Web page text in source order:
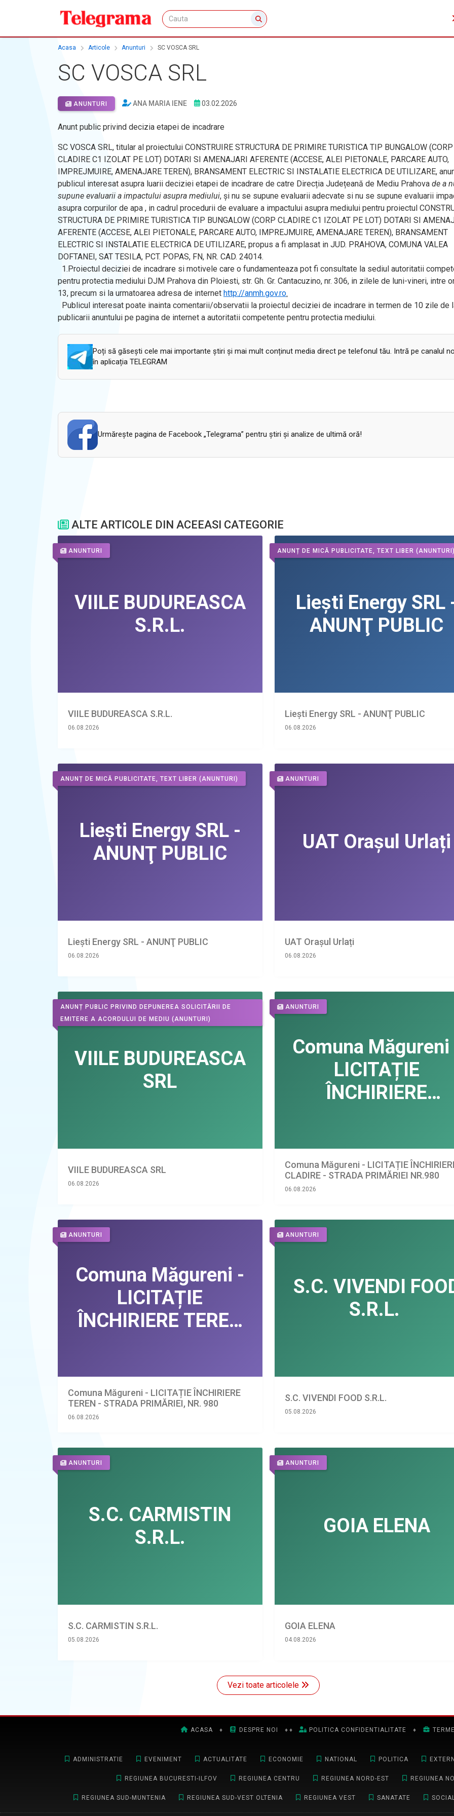
Acasa Articole Anunturi SC VOSCA SRL
SC VOSCA SRL
ANUNTURI ANA MARIA IENE 03.02.2026
Anunt public privind decizia etapei de incadrare
SC VOSCA SRL, titular al proiectului CONSTRUIRE STRUCTURA DE PRIMIRE TURISTICA TIP BUNGALOW (CORP
CLADIRE C1 IZOLAT PE LOT) DOTARI SI AMENAJARI AFERENTE (ACCESE, ALEI PIETONALE, PARCARE AUTO,
IMPREJMUIRE, AMENAJARE TEREN), BRANSAMENT ELECTRIC SI INSTALATIE ELECTRICA DE UTILIZARE,
publicul interesat asupra luarii deciziei etapei de incadrare de catre Direcția Județeană de Mediu Prahova de a
supune evaluarii a impactului asupra mediului, și nu se supune evaluarii adecvate si nu se supune evaluarii
asupra corpurilor de apa , in cadrul procedurii de evaluare a impactului asupra mediului pentru proiectul
STRUCTURA DE PRIMIRE TURISTICA TIP BUNGALOW (CORP CLADIRE C1 IZOLAT PE LOT) DOTARI SI
AFERENTE (ACCESE, ALEI PIETONALE, PARCARE AUTO, IMPREJMUIRE, AMENAJARE TEREN), BRANSAMENT
ELECTRIC SI INSTALATIE ELECTRICA DE UTILIZARE, propus a fi amplasat in JUD. PRAHOVA, COMUNA VALEA
DOFTANEI, SAT TESILA, PCT. POPAS, FN, NR. CAD. 24014.
1.Proiectul deciziei de incadrare si motivele care o fundamenteaza pot fi consultate la sediul autoritatii
pentru protectia mediului DJM Prahova din Ploiesti, str. Gh. Gr. Cantacuzino, nr. 306, in zilele de luni-vineri, intre
13, precum si la urmatoarea adresa de internet http://anmh.gov.ro.
Publicul interesat poate inainta comentarii/observatii la proiectul deciziei de incadrare in termen de 10 zile de
publicarii anuntului pe pagina de internet a autoritatii competente pentru protectia mediului.
Poți să găsești cele mai importante știri și mai mult conținut media direct pe telefonul tău. Intră pe canalul
în aplicația TELEGRAM
Urmăreşte pagina de Facebook „Telegrama” pentru ştiri şi analize de ultimă oră!
ALTE ARTICOLE DIN ACEEASI CATEGORIE
ANUNTURI
VIILE BUDUREASCA S.R.L.
06.08.2026
ANUNȚ DE MICĂ PUBLICITATE, TEXT LIBER
Liești Energy SRL - ANUNŢ PUBLIC
06.08.2026
ANUNȚ DE MICĂ PUBLICITATE, TEXT LIBER (ANUNTURI)
Liești Energy SRL - ANUNŢ PUBLIC
06.08.2026
ANUNTURI
UAT Orașul Urlați
06.08.2026
ANUNȚ PUBLIC PRIVIND DEPUNEREA SOLICITĂRII DE
EMITERE A ACORDULUI DE MEDIU (ANUNTURI)
VIILE BUDUREASCA SRL
06.08.2026
ANUNTURI
Comuna Măgureni - LICITAȚIE
CLADIRE - STRADA PRIMĂRIEI NR.980
06.08.2026
ANUNTURI
Comuna Măgureni - LICITAȚIE ÎNCHIRIERE
TEREN - STRADA PRIMĂRIEI, NR. 980
06.08.2026
ANUNTURI
S.C. VIVENDI FOOD S.R.L.
05.08.2026
ANUNTURI
S.C. CARMISTIN S.R.L.
05.08.2026
ANUNTURI
GOIA ELENA
04.08.2026
Vezi toate articolele
ACASA ♦ DESPRE NOI ♦ ♦ POLITICA CONFIDENTIALITATE ♦
ADMINISTRATIE EVENIMENT ACTUALITATE ECONOMIE NATIONAL POLITICA
REGIUNEA BUCURESTI-ILFOV REGIUNEA CENTRU REGIUNEA NORD-EST REGIUNEA
REGIUNEA SUD-MUNTENIA REGIUNEA SUD-VEST OLTENIA REGIUNEA VEST SANATATE